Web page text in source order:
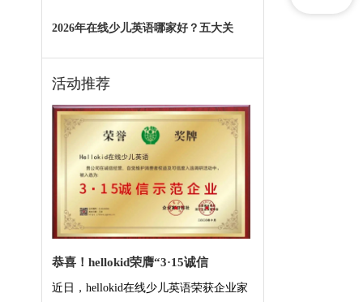
2026年在线少儿英语哪家好？五大关
活动推荐
恭喜！hellokid荣膺“3·15诚信
近日，hellokid在线少儿英语荣获企业家